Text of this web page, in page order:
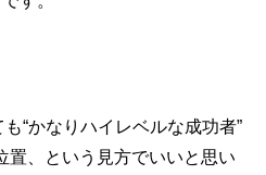
“かなりハイレベルな成功者”
、という見方でいいと思い